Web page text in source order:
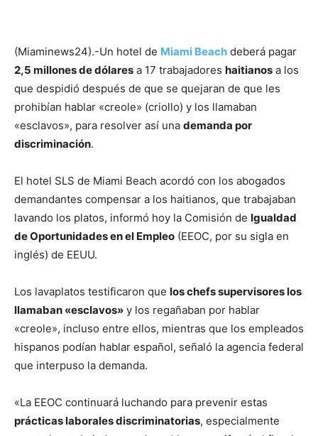
(Miaminews24).-Un hotel de Miami Beach deberá pagar
2,5 millones de dólares a 17 trabajadores haitianos a los
que despidió después de que se quejaran de que les
prohibían hablar «creole» (criollo) y los llamaban
«esclavos», para resolver así una demanda por
discriminación.
El hotel SLS de Miami Beach acordó con los abogados
demandantes compensar a los haitianos, que trabajaban
lavando los platos, informó hoy la Comisión de Igualdad
de Oportunidades en el Empleo (EEOC, por su sigla en
inglés) de EEUU.
Los lavaplatos testificaron que los chefs supervisores los
llamaban «esclavos» y los regañaban por hablar
«creole», incluso entre ellos, mientras que los empleados
hispanos podían hablar español, señaló la agencia federal
que interpuso la demanda.
«La EEOC continuará luchando para prevenir estas
prácticas laborales discriminatorias, especialmente